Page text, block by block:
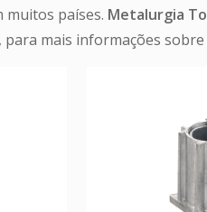
muitos países. Metalurgia
mais informações sobre